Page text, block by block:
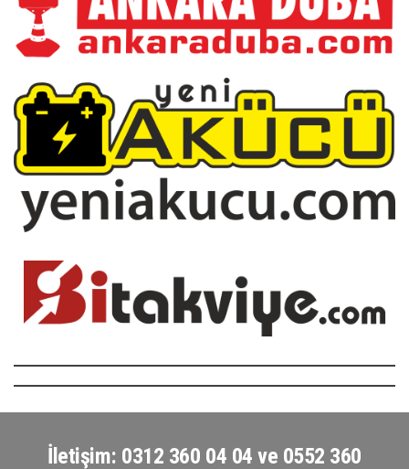
İletişim: 0312 360 04 04 ve 0552 360